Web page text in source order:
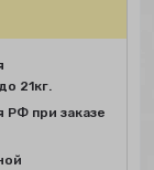
21кг.
РФ при заказе